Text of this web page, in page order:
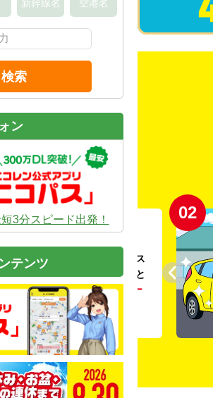
ムダのない仕組み
。ガソリンス
の既存インフラを活用すること
、12時間2,525円～という
リー
実現 しています。
02
新幹線名 空港名
検索
ン
3分スピード出発！
テンツ